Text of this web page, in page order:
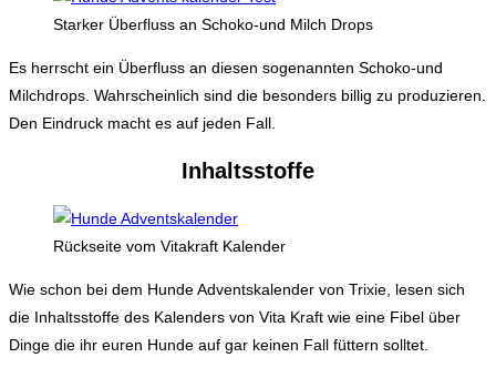
Starker Überfluss an Schoko-und Milch Drops
Es herrscht ein Überfluss an diesen sogenannten Schoko-und
Milchdrops. Wahrscheinlich sind die besonders billig zu produzieren.
Den Eindruck macht es auf jeden Fall.
Inhaltsstoffe
Rückseite vom Vitakraft Kalender
Wie schon bei dem Hunde Adventskalender von Trixie, lesen sich
die Inhaltsstoffe des Kalenders von Vita Kraft wie eine Fibel über
Dinge die ihr euren Hunde auf gar keinen Fall füttern solltet.